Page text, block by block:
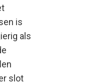
is
als
slot